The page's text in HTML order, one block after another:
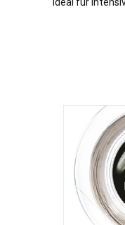
ideal für